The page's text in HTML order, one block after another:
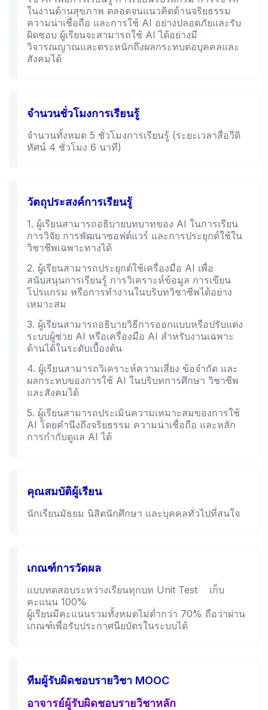
ในงานด้านสุขภาพ ตลอดจนแนวคิดด้านจริยธรรม
ความน่าเชื่อถือ และการใช้ AI อย่างปลอดภัยและรับ
ผิดชอบ ผู้เรียนจะสามารถใช้ AI ได้อย่างมี
วิจารณญาณและตระหนักถึงผลกระทบต่อบุคคลและ
สังคมได้
จำนวนชั่วโมงการเรียนรู้
จำนวนทั้งหมด 5 ชั่วโมงการเรียนรู้ (ระยะเวลาสื่อวีดิ
ทัศน์ 4 ชั่วโมง 6 นาที)
วัตถุประสงค์การเรียนรู้
1. ผู้เรียนสามารถอธิบายบทบาทของ AI ในการเรียน
การวิจัย การพัฒนาซอฟต์แวร์ และการประยุกต์ใช้ใน
วิชาชีพเฉพาะทางได้
2. ผู้เรียนสามารถประยุกต์ใช้เครื่องมือ AI เพื่อ
สนับสนุนการเรียนรู้ การวิเคราะห์ข้อมูล การเขียน
โปรแกรม หรือการทำงานในบริบทวิชาชีพได้อย่าง
เหมาะสม
3. ผู้เรียนสามารถอธิบายวิธีการออกแบบหรือปรับแต่ง
ระบบผู้ช่วย AI หรือเครื่องมือ AI สำหรับงานเฉพาะ
ด้านได้ในระดับเบื้องต้น
4. ผู้เรียนสามารถวิเคราะห์ความเสี่ยง ข้อจำกัด และ
ผลกระทบของการใช้ AI ในบริบทการศึกษา วิชาชีพ
และสังคมได้
5. ผู้เรียนสามารถประเมินความเหมาะสมของการใช้
AI โดยคำนึงถึงจริยธรรม ความน่าเชื่อถือ และหลัก
การกำกับดูแล AI ได้
คุณสมบัติผู้เรียน
นักเรียนมัธยม นิสิตนักศึกษา และบุคคลทั่วไปที่สนใจ
เกณฑ์การวัดผล
แบบทดสอบระหว่างเรียนทุกบท Unit Test เก็บ
คะแนน 100%
ผู้เรียนมีคะแนนรวมทั้งหมดไม่ต่ำกว่า 70% ถือว่าผ่าน
เกณฑ์เพื่อรับประกาศนียบัตรในระบบได้
ทีมผู้รับผิดชอบรายวิชา MOOC
อาจารย์ผู้รับผิดชอบรายวิชาหลัก